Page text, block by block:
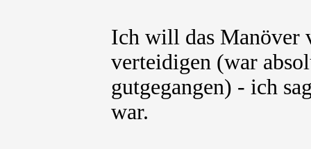
Ich will das Manöver
verteidigen (war
gutgegangen) - ich
war.